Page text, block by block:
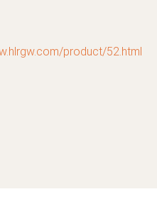
product/52.html